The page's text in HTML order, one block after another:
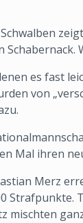
es fast
von
Mal ihren
Merz
Strafpunkte.
mischten